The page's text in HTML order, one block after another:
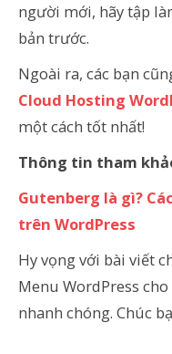
người mới, hãy tập
bản trước.
Ngoài ra, các bạn
Cloud Hosting
một cách tốt nhất!
Thông tin tham
Gutenberg là gì?
trên WordPress
Hy vọng với bài viết
Menu WordPress
nhanh chóng. Chúc